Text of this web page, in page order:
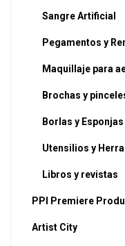
Sangre Artificial
Pegamentos y
Maquillaje para
Brochas y
Borlas y Esponjas
Utensilios y
Libros y revistas
PPI Premiere
Artist City